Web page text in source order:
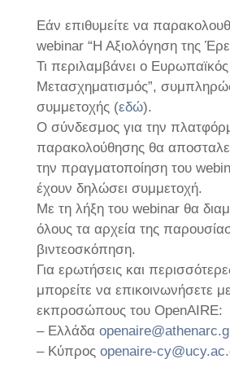
Εάν επιθυμείτε να
webinar “Η Αξιολόγηση της
Τι περιλαμβάνει ο Ευρωπαϊκός
Μετασχηματισμός”,
συμμετοχής (εδώ).
Ο σύνδεσμος για την
παρακολούθησης θα
την πραγματοποίηση του
έχουν δηλώσει συμμετοχή.
Mε τη λήξη του webinar θα
όλους τα αρχεία της
βιντεοσκόπηση.
Για ερωτήσεις και
μπορείτε να επικοινωνήσετε
εκπροσώπους του OpenAIRE:
– Ελλάδα
– Κύπρος openaire-